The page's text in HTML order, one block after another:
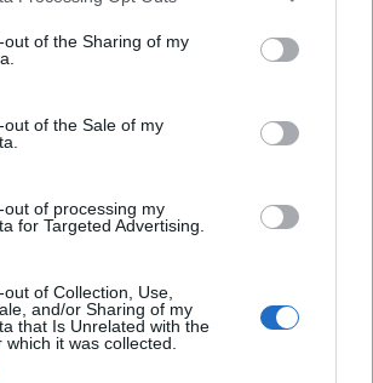
visit or usage behaviour. You may click to
to Google and its third-party tags to
specified purposes in below Google
out of the Sharing of my
out of the Sale of my
out of processing my
for Targeted Advertising.
of Collection, Use,
and/or Sharing of my
that Is Unrelated with the
it was collected.
automatikusan kizárásra
folyamatból! Hiánypótlásra a
értesítésben megszabott
elbírálásának
július 5.
kiutazásának ideje
2023. augusztus 20.